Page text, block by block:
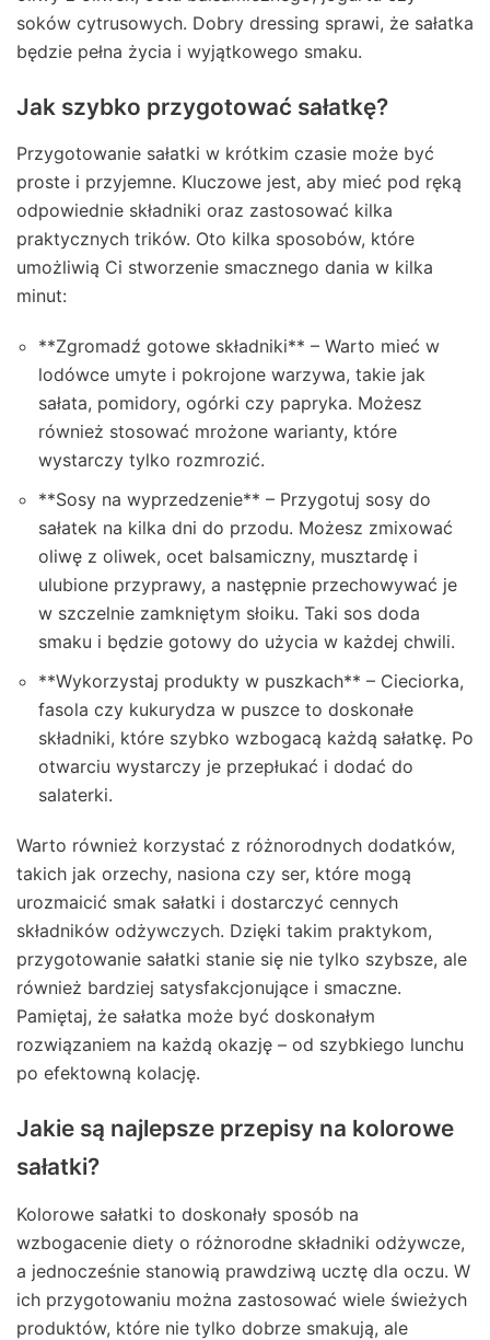
soków cytrusowych. Dobry dressing sprawi, że sałatka
będzie pełna życia i wyjątkowego smaku.
Jak szybko przygotować sałatkę?
Przygotowanie sałatki w krótkim czasie może być
proste i przyjemne. Kluczowe jest, aby mieć pod ręką
odpowiednie składniki oraz zastosować kilka
praktycznych trików. Oto kilka sposobów, które
umożliwią Ci stworzenie smacznego dania w kilka
minut:
**Zgromadź gotowe składniki** – Warto mieć w
lodówce umyte i pokrojone warzywa, takie jak
sałata, pomidory, ogórki czy papryka. Możesz
również stosować mrożone warianty, które
wystarczy tylko rozmrozić.
**Sosy na wyprzedzenie** – Przygotuj sosy do
sałatek na kilka dni do przodu. Możesz zmixować
oliwę z oliwek, ocet balsamiczny, musztardę i
ulubione przyprawy, a następnie przechowywać je
w szczelnie zamkniętym słoiku. Taki sos doda
smaku i będzie gotowy do użycia w każdej chwili.
**Wykorzystaj produkty w puszkach** – Cieciorka,
fasola czy kukurydza w puszce to doskonałe
składniki, które szybko wzbogacą każdą sałatkę. Po
otwarciu wystarczy je przepłukać i dodać do
salaterki.
Warto również korzystać z różnorodnych dodatków,
takich jak orzechy, nasiona czy ser, które mogą
urozmaicić smak sałatki i dostarczyć cennych
składników odżywczych. Dzięki takim praktykom,
przygotowanie sałatki stanie się nie tylko szybsze, ale
również bardziej satysfakcjonujące i smaczne.
Pamiętaj, że sałatka może być doskonałym
rozwiązaniem na każdą okazję – od szybkiego lunchu
po efektowną kolację.
Jakie są najlepsze przepisy na kolorowe
sałatki?
Kolorowe sałatki to doskonały sposób na
wzbogacenie diety o różnorodne składniki odżywcze,
a jednocześnie stanowią prawdziwą ucztę dla oczu. W
ich przygotowaniu można zastosować wiele świeżych
produktów, które nie tylko dobrze smakują, ale